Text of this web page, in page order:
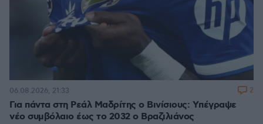
Για πάντα στη Ρεάλ Μαδρίτης ο Βινίσιους: Yπέγραψε
νέο συμβόλαιο έως το 2032 ο Βραζιλιάνος
06.08.2026, 21:33 2